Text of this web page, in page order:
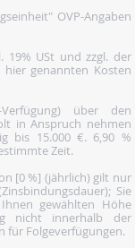
OVP-Angaben
19% USt und zzgl. der
genannten Kosten
über den
in Anspruch nehmen
bis 15.000 €. 6,90 %
Zeit.
[0 %] (jährlich) gilt nur
Sie
gewählten Höhe
nicht innerhalb der
für Folgeverfügungen.